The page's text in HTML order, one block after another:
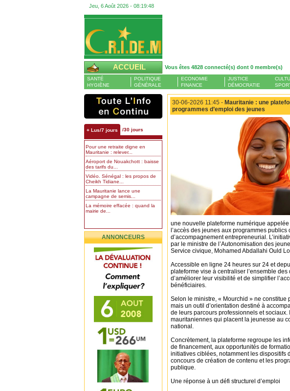
Jeu, 6 Août 2026 - 08:19:49
ACCUEIL Vous êtes 4828 connecté(s) dont 0 membre(s)
SANTÉ
HYGIÈNE
POLITIQUE
GÉNÉRALE
ECONOMIE
FINANCE
JUSTICE
DÉMOCRATIE
+ Lus/7 jours /30 jours
Pour une retraite digne en
Mauritanie : relever...
Aéroport de Nouakchott : baisse
des tarifs du...
Vidéo. Sénégal : les propos de
Cheikh Tidiane...
La Mauritanie lance une
campagne de semis...
La mémoire effacée : quand la
mairie de...
ANNONCEURS
30-06-2026 11:45 - Mauritanie : une
programmes d’emploi des jeunes
une nouvelle plateforme numérique
l’accès des jeunes aux programmes publics
d’accompagnement entrepreneurial.
par le ministre de l’Autonomisation des
Service civique, Mohamed Abdallahi Ould
Accessible en ligne 24 heures sur 24 et
plateforme vise à centraliser l’ensemble
d’améliorer leur visibilité et de simplifier
bénéficiaires.
Selon le ministre, « Mourchid » ne constitue
mais un outil d’orientation destiné à
de leurs parcours professionnels et sociaux.
mauritaniennes qui placent la jeunesse au
national.
Concrètement, la plateforme regroupe les
de financement, aux opportunités de
initiatives ciblées, notamment les dispositifs
concours de création de contenu et les
publique.
Une réponse à un défi structurel d’emploi